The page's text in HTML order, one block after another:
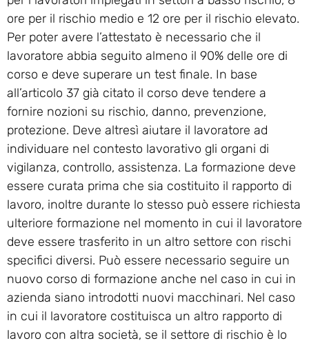
ore per il rischio medio e 12 ore per il rischio elevato.
Per poter avere l’attestato è necessario che il
lavoratore abbia seguito almeno il 90% delle ore di
corso e deve superare un test finale. In base
all’articolo 37 già citato il corso deve tendere a
fornire nozioni su rischio, danno, prevenzione,
protezione. Deve altresì aiutare il lavoratore ad
individuare nel contesto lavorativo gli organi di
vigilanza, controllo, assistenza. La formazione deve
essere curata prima che sia costituito il rapporto di
lavoro, inoltre durante lo stesso può essere richiesta
ulteriore formazione nel momento in cui il lavoratore
deve essere trasferito in un altro settore con rischi
specifici diversi. Può essere necessario seguire un
nuovo corso di formazione anche nel caso in cui in
azienda siano introdotti nuovi macchinari. Nel caso
in cui il lavoratore costituisca un altro rapporto di
lavoro con altra società, se il settore di rischio è lo